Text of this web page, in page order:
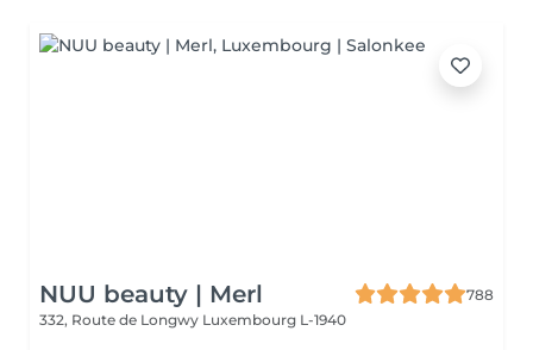
NUU beauty | Merl
788
332, Route de Longwy Luxembourg L-1940